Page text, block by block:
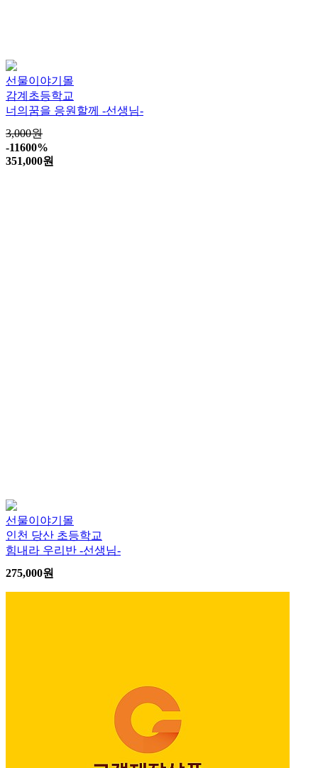
선물이야기몰
감계초등학교
너의꿈을 응원할께 -선생님-
3,000원
-11600%
351,000원
선물이야기몰
인천 당산 초등학교
힘내라 우리반 -선생님-
275,000원